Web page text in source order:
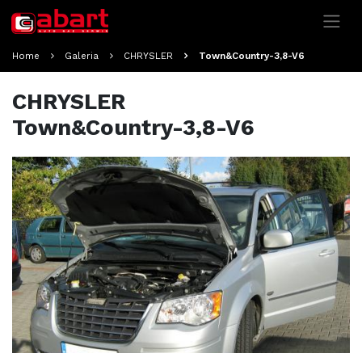
Home Galeria CHRYSLER Town&Country-3,8-V6
CHRYSLER
Town&Country-3,8-V6